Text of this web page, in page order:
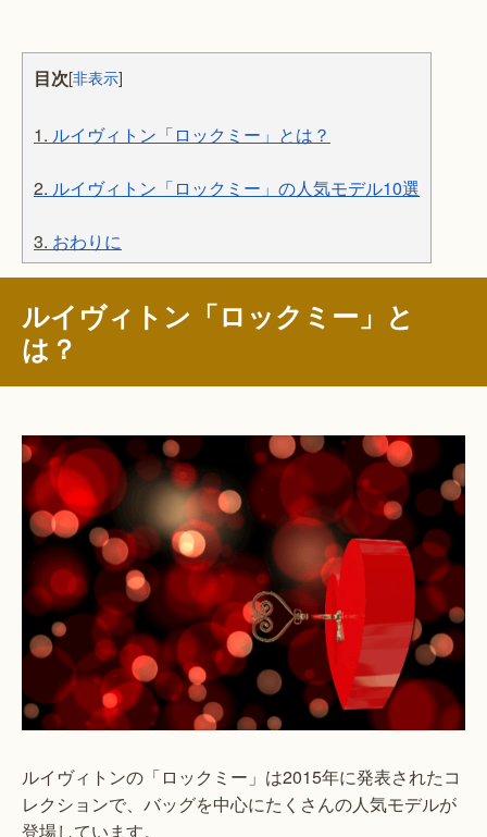
目次[非表示]
1. ルイヴィトン「ロックミー」とは？
2. ルイヴィトン「ロックミー」の人気モデル10選
3. おわりに
ルイヴィトン「ロックミー」と
は？
ルイヴィトンの「ロックミー」は2015年に発表されたコ
レクションで、バッグを中心にたくさんの人気モデルが
登場しています。